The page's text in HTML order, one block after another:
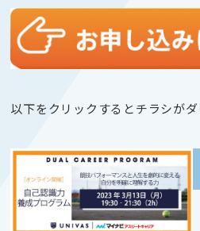
以下をクリックするとチラシがダ